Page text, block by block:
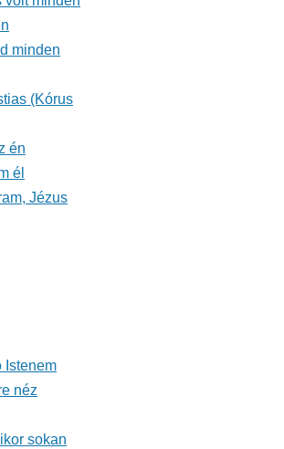
minden
(Kórus
én
él
Jézus
Istenem
néz
sokan